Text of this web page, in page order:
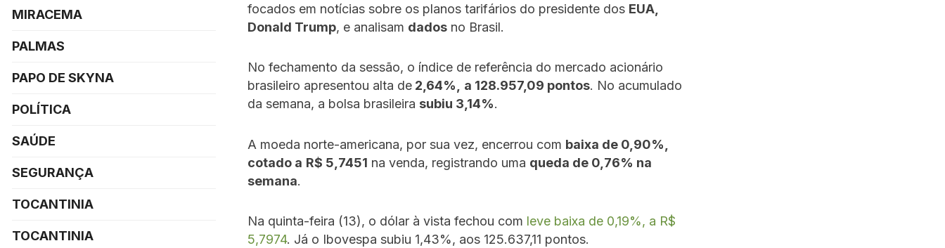
focados em notícias sobre os planos tarifários do presidente dos EUA,
Donald Trump, e analisam dados no Brasil.
No fechamento da sessão, o índice de referência do mercado acionário
brasileiro apresentou alta de 2,64%, a 128.957,09 pontos. No acumulado
da semana, a bolsa brasileira subiu 3,14%.
A moeda norte-americana, por sua vez, encerrou com baixa de 0,90%
cotado a R$ 5,7451 na venda, registrando uma queda de 0,76% na
semana.
Na quinta-feira (13), o dólar à vista fechou com leve baixa de 0,19%, a R$
5,7974. Já o Ibovespa subiu 1,43%, aos 125.637,11 pontos.
MIRACEMA
PALMAS
PAPO DE SKYNA
POLÍTICA
SAÚDE
SEGURANÇA
TOCANTINIA
TOCANTINIA